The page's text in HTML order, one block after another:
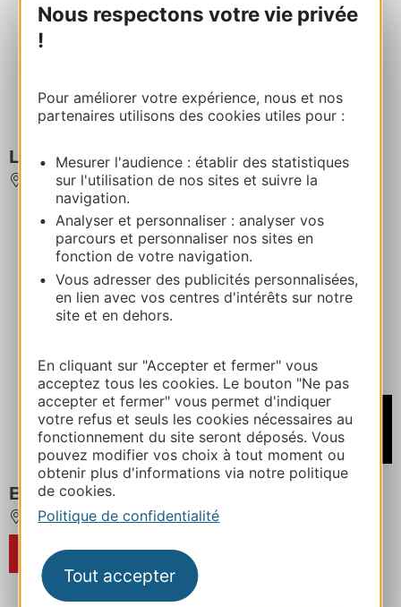
Nous respectons votre vie privée
!
Pour améliorer votre expérience, nous et nos
partenaires utilisons des cookies utiles pour :
Mesurer l'audience : établir des statistiques
sur l'utilisation de nos sites et suivre la
navigation.
Analyser et personnaliser : analyser vos
parcours et personnaliser nos sites en
fonction de votre navigation.
Vous adresser des publicités personnalisées,
en lien avec vos centres d'intérêts sur notre
site et en dehors.
En cliquant sur "Accepter et fermer" vous
acceptez tous les cookies. Le bouton "Ne pas
accepter et fermer" vous permet d'indiquer
votre refus et seuls les cookies nécessaires au
fonctionnement du site seront déposés. Vous
pouvez modifier vos choix à tout moment ou
obtenir plus d'informations via notre politique
de cookies.
Politique de confidentialité
Tout accepter
LA MAISON DE DELPHINE
SAINT-MARTIN-DE-L'ARCON
560€
/ Semaine
BERGERIE DE LA BUÈGES
SAINT-ANDRE-DE-BUEGES
RÉSERVER